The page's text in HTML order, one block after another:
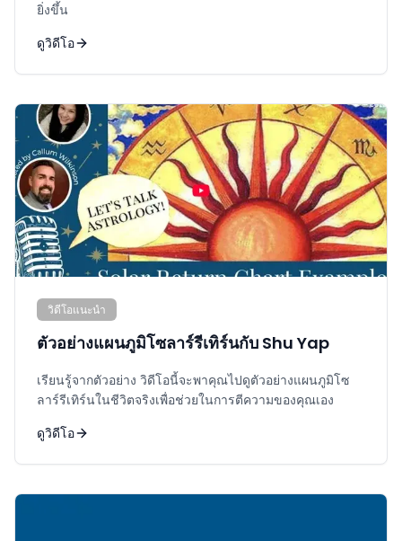
ยิ่งขึ้น
ดูวิดีโอ
วิดีโอแนะนำ
ตัวอย่างแผนภูมิโซลาร์รีเทิร์นกับ Shu Yap
เรียนรู้จากตัวอย่าง วิดีโอนี้จะพาคุณไปดูตัวอย่างแผนภูมิโซ
ลาร์รีเทิร์นในชีวิตจริงเพื่อช่วยในการตีความของคุณเอง
ดูวิดีโอ